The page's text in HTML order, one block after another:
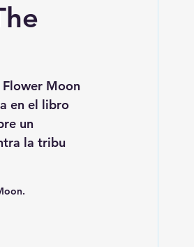
Flower Moon
en el libro
un
la tribu